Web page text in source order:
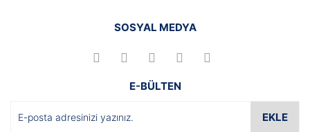
SOSYAL MEDYA
E-BÜLTEN
EKLE